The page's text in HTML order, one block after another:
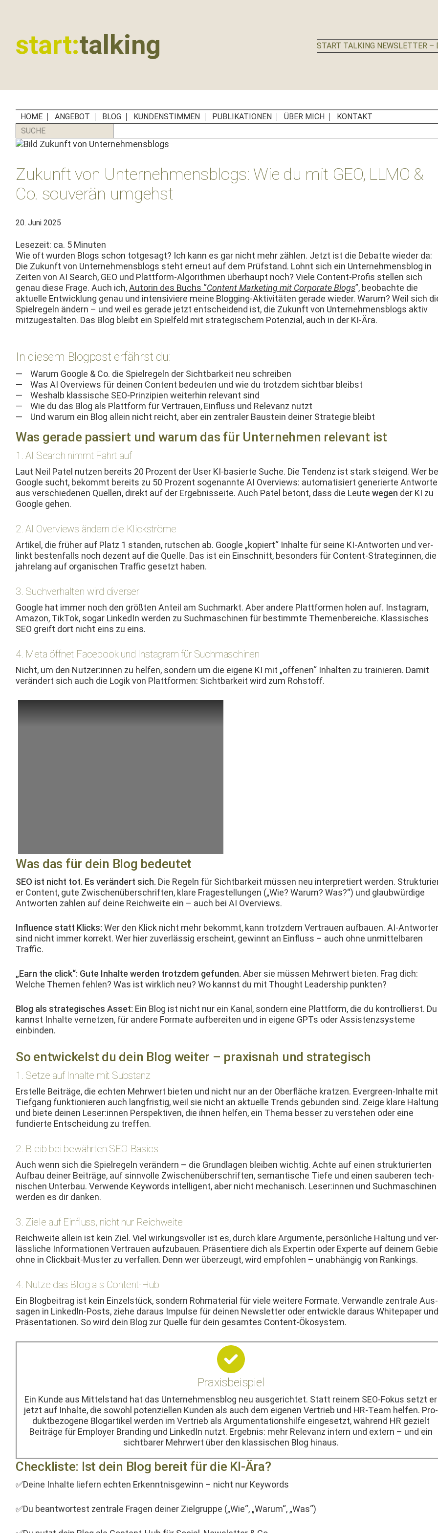
start:talking
für
Unternehmen,
Social
Media
Manager
PR-
START TALKING NEWSLETTER –
HOME ANGEBOT BLOG KUNDENSTIMMEN PUBLIKATIONEN ÜBER MICH
KONTAKT
SUCHE
Zukunft von Unternehmensblogs: Wie du mit GEO, LLMO &
Co. souverän umgehst
20. Juni 2025
Lesezeit: ca. 5 Minuten
Wie oft wur­den Blogs schon tot­ge­sagt? Ich kann es gar nicht mehr zählen. Jet­zt ist die Debat­te wieder da:
Die Zukun­ft von Unternehmens­blogs ste­ht erneut auf dem Prüf­s­tand. Lohnt sich ein Unternehmens­blog in
Zeit­en von AI Search, GEO und Plat­tform-Algo­rith­men über­haupt noch? Viele Con­tent-Profis stellen sich
genau diese Frage. Auch ich,Autorin des Buchs “Con­tent Mar­ket­ing mit Cor­po­rate Blogs”, beobachte die
aktuelle Entwick­lung genau und inten­siviere meine Blog­ging-Aktiv­itäten ger­ade wieder. Warum? Weil sich
Spiel­regeln ändern – und weil es ger­ade jet­zt entschei­dend ist, die Zukun­ft von Unternehmens­blogs aktiv
mitzugestal­ten. Das Blog bleibt ein Spielfeld mit strate­gis­chem Poten­zial, auch in der KI-Ära.
In diesem Blogpost erfährst du:
Warum Google & Co. die Spiel­regeln der Sicht­barkeit neu schreiben
Was AI Overviews für deinen Con­tent bedeuten und wie du trotz­dem sicht­bar bleibst
Weshalb klas­sis­che SEO-Prinzip­i­en weit­er­hin rel­e­vant sind
Wie du das Blog als Plat­tform für Ver­trauen, Ein­fluss und Rel­e­vanz nutzt
Und warum ein Blog allein nicht reicht, aber ein zen­traler Baustein dein­er Strate­gie bleibt
Was gerade passiert und warum das für Unternehmen relevant ist
1. AI Search nimmt Fahrt auf
Laut Neil Patel nutzen bere­its 20 Prozent der User KI-basierte Suche. Die Ten­denz ist stark steigend. Wer
Google sucht, bekommt bere­its zu 50 Prozent soge­nan­nte AI Overviews: automa­tisiert gener­ierte
aus ver­schiede­nen Quellen, direkt auf der Ergeb­nis­seite. Auch Patel betont, dass die Leute wegen der KI zu
Google gehen.
2. AI Overviews ändern die Klickströme
Artikel, die früher auf Platz 1 standen, rutschen ab. Google „kopiert“ Inhalte für seine KI-Antworten und ver­
linkt besten­falls noch dezent auf die Quelle. Das ist ein Ein­schnitt, beson­ders für Content-Strateg:innen, die
jahre­lang auf organ­is­chen Traf­fic geset­zt haben.
3. Suchverhalten wird diverser
Google hat immer noch den größten Anteil am Such­markt. Aber andere Plat­tfor­men holen auf. Insta­gram,
Ama­zon, Tik­Tok, sog­ar LinkedIn wer­den zu Such­maschi­nen für bes­timmte The­men­bere­iche. Klas­sis­ches
SEO greift dort nicht eins zu eins.
4. Meta öffnet Facebook und Instagram für Suchmaschinen
Nicht, um den Nutzer:innen zu helfen, son­dern um die eigene KI mit „offe­nen“ Inhal­ten zu trainieren. Damit
verän­dert sich auch die Logik von Plat­tfor­men: Sicht­barkeit wird zum Rohstoff.
Was das für dein Blog bedeutet
SEO ist nicht tot. Es verän­dert sich. Die Regeln für Sicht­barkeit müssen neu inter­pretiert wer­den.
er Con­tent, gute Zwis­chenüber­schriften, klare Fragestel­lun­gen („Wie? Warum? Was?“) und glaub­würdi­ge
Antworten zahlen auf deine Reich­weite ein – auch bei AI Overviews.
Influ­ence statt Klicks: Wer den Klick nicht mehr bekommt, kann trotz­dem Ver­trauen auf­bauen. AI-
sind nicht immer kor­rekt. Wer hier zuver­läs­sig erscheint, gewin­nt an Ein­fluss – auch ohne unmit­tel­baren
Traffic.
„Earn the click“: Gute Inhalte wer­den trotz­dem gefun­den. Aber sie müssen Mehrw­ert bieten. Frag dich:
Welche The­men fehlen? Was ist wirk­lich neu? Wo kannst du mit Thought Lead­er­ship punkten?
Blog als strate­gis­ches Asset: Ein Blog ist nicht nur ein Kanal, son­dern eine Plat­tform, die du kon­trol­lierst. Du
kannst Inhalte ver­net­zen, für andere For­mate auf­bere­it­en und in eigene GPTs oder Assis­ten­zsys­teme
einbinden.
So entwickelst du dein Blog weiter – praxisnah und strategisch
1. Setze auf Inhalte mit Substanz
Erstelle Beiträge, die echt­en Mehrw­ert bieten und nicht nur an der Ober­fläche kratzen. Ever­green-Inhalte mit
Tief­gang funk­tion­ieren auch langfristig, weil sie nicht an aktuelle Trends gebun­den sind. Zeige klare Hal­tung
und biete deinen Leser:innen Per­spek­tiv­en, die ihnen helfen, ein The­ma bess­er zu ver­ste­hen oder eine
fundierte Entschei­dung zu treffen.
2. Bleib bei bewährten SEO-Basics
Auch wenn sich die Spiel­regeln verän­dern – die Grund­la­gen bleiben wichtig. Achte auf einen struk­turi­erten
Auf­bau dein­er Beiträge, auf sin­nvolle Zwis­chenüber­schriften, seman­tis­che Tiefe und einen sauberen tech­
nis­chen Unter­bau. Ver­wende Key­words intel­li­gent, aber nicht mech­a­nisch. Leser:innen und Such­maschi­nen
wer­den es dir danken.
3. Ziele auf Einfluss, nicht nur Reichweite
Reich­weite allein ist kein Ziel. Viel wirkungsvoller ist es, durch klare Argu­mente, per­sön­liche Hal­tung und ver­
lässliche Infor­ma­tio­nen Ver­trauen aufzubauen. Präsen­tiere dich als Exper­tin oder Experte auf deinem
ohne in Click­bait-Muster zu ver­fall­en. Denn wer überzeugt, wird emp­fohlen – unab­hängig von Rankings.
4. Nutze das Blog als Content-Hub
Ein Blog­beitrag ist kein Einzel­stück, son­dern Roh­ma­te­r­i­al für viele weit­ere For­mate. Ver­wan­dle zen­trale Aus­
sagen in LinkedIn-Posts, ziehe daraus Impulse für deinen Newslet­ter oder entwick­le daraus Whitepa­per und
Präsen­ta­tio­nen. So wird dein Blog zur Quelle für dein gesamtes Content-Ökosystem.
Praxisbeispiel
Ein Kunde aus Mit­tel­stand hat das Unternehmens­blog neu aus­gerichtet. Statt reinem SEO-Fokus set­zt er
jet­zt auf Inhalte, die sowohl poten­ziellen Kun­den als auch dem eige­nen Ver­trieb und HR-Team helfen. Pro­
duk­t­be­zo­gene Blog­a­r­tikel wer­den im Ver­trieb als Argu­men­ta­tion­shil­fe einge­set­zt, während HR gezielt
Beiträge für Employ­er Brand­ing und LinkedIn nutzt. Ergeb­nis: mehr Rel­e­vanz intern und extern – und ein
sicht­bar­er Mehrw­ert über den klas­sis­chen Blog hinaus.
Checkliste: Ist dein Blog bereit für die KI-Ära?
✅Deine Inhalte liefern echt­en Erken­nt­nis­gewinn – nicht nur Keywords
✅Du beant­wortest zen­trale Fra­gen dein­er Ziel­gruppe („Wie“, „Warum“, „Was“)